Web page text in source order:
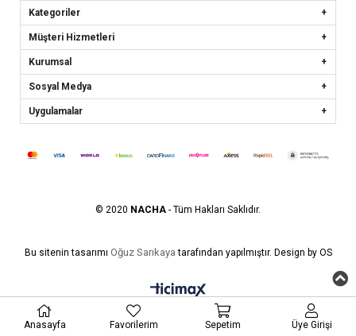
Kategoriler
Müşteri Hizmetleri
Kurumsal
Sosyal Medya
Uygulamalar
© 2020 NACHA - Tüm Hakları Saklıdır.
Bu sitenin tasarımı Oğuz Sarıkaya tarafından yapılmıştır. Design by OS
Anasayfa Favorilerim Sepetim Üye Girişi